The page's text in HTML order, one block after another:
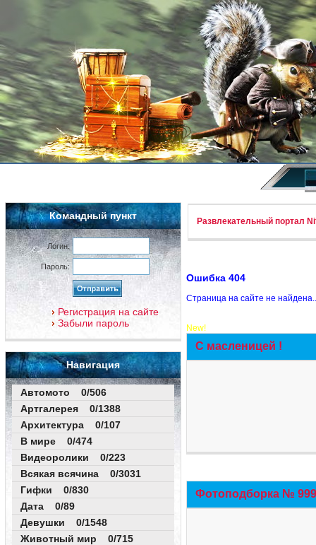
Командный пункт
Логин:
Пароль:
Регистрация на сайте
Забыли пароль
Навигация
Автомото 0/506
Артгалерея 0/1388
Архитектура 0/107
В мире 0/474
Видеоролики 0/223
Всякая всячина 0/3031
Гифки 0/830
Дата 0/89
Девушки 0/1548
Животный мир 0/715
Развлекательный портал
Ошибка 404
Страница на сайте не
New!
С масленицей !
Фотоподборка №